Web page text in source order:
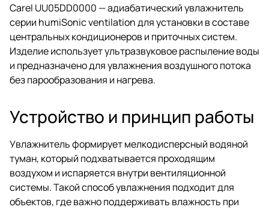
Carel UU05DD0000 — адиабатический увлажнитель
серии humiSonic ventilation для установки в составе
центральных кондиционеров и приточных систем.
Изделие использует ультразвуковое распыление воды
и предназначено для увлажнения воздушного потока
без парообразования и нагрева.
Устройство и принцип работы
Увлажнитель формирует мелкодисперсный водяной
туман, который подхватывается проходящим
воздухом и испаряется внутри вентиляционной
системы. Такой способ увлажнения подходит для
объектов, где важно поддерживать влажность при